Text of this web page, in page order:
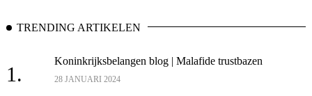
TRENDING ARTIKELEN
1.
Koninkrijksbelangen blog | Malafide trustbazen
28 JANUARI 2024